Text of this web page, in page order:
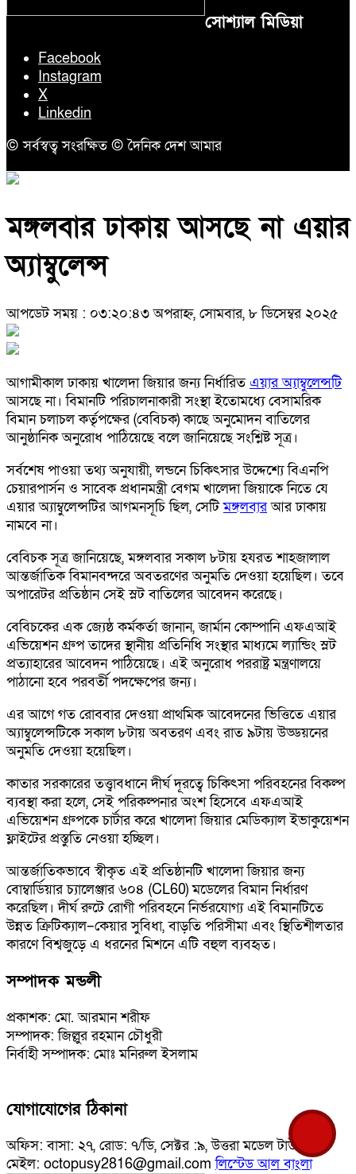
সোশ্যাল মিডিয়া
Facebook
Instagram
X
Linkedin
© সর্বস্বত্ব সংরক্ষিত © দৈনিক দেশ আমার
মঙ্গলবার ঢাকায় আসছে না এয়ার
অ্যাম্বুলেন্স
আপডেট সময় : ০৩:২০:৪৩ অপরাহ্ন, সোমবার, ৮ ডিসেম্বর ২০২৫
আগামীকাল ঢাকায় খালেদা জিয়ার জন্য নির্ধারিত এয়ার অ্যাম্বুলেন্সটি
আসছে না। বিমানটি পরিচালনাকারী সংস্থা ইতোমধ্যে বেসামরিক
বিমান চলাচল কর্তৃপক্ষের (বেবিচক) কাছে অনুমোদন বাতিলের
আনুষ্ঠানিক অনুরোধ পাঠিয়েছে বলে জানিয়েছে সংশ্লিষ্ট সূত্র।
সর্বশেষ পাওয়া তথ্য অনুযায়ী, লন্ডনে চিকিৎসার উদ্দেশ্যে বিএনপি
চেয়ারপার্সন ও সাবেক প্রধানমন্ত্রী বেগম খালেদা জিয়াকে নিতে যে
এয়ার অ্যাম্বুলেন্সটির আগমনসূচি ছিল, সেটিমঙ্গলবারআর ঢাকায়
নামবে না।
বেবিচক সূত্র জানিয়েছে, মঙ্গলবার সকাল ৮টায় হযরত শাহজালাল
আন্তর্জাতিক বিমানবন্দরে অবতরণের অনুমতি দেওয়া হয়েছিল। তবে
অপারেটর প্রতিষ্ঠান সেই স্লট বাতিলের আবেদন করেছে।
বেবিচকের এক জ্যেষ্ঠ কর্মকর্তা জানান, জার্মান কোম্পানি এফএআই
এভিয়েশন গ্রুপ তাদের স্থানীয় প্রতিনিধি সংস্থার মাধ্যমে ল্যান্ডিং স্লট
প্রত্যাহারের আবেদন পাঠিয়েছে। এই অনুরোধ পররাষ্ট্র মন্ত্রণালয়ে
পাঠানো হবে পরবর্তী পদক্ষেপের জন্য।
এর আগে গত রোববার দেওয়া প্রাথমিক আবেদনের ভিত্তিতে এয়ার
অ্যাম্বুলেন্সটিকে সকাল ৮টায় অবতরণ এবং রাত ৯টায় উড্ডয়নের
অনুমতি দেওয়া হয়েছিল।
কাতার সরকারের তত্ত্বাবধানে দীর্ঘ দূরত্বে চিকিৎসা পরিবহনের বিকল্প
ব্যবস্থা করা হলে, সেই পরিকল্পনার অংশ হিসেবে এফএআই
এভিয়েশন গ্রুপকে চার্টার করে খালেদা জিয়ার মেডিক্যাল ইভাকুয়েশন
ফ্লাইটের প্রস্তুতি নেওয়া হচ্ছিল।
আন্তর্জাতিকভাবে স্বীকৃত এই প্রতিষ্ঠানটি খালেদা জিয়ার জন্য
বোম্বার্ডিয়ার চ্যালেঞ্জার ৬০৪ (CL60) মডেলের বিমান নির্ধারণ
করেছিল। দীর্ঘ রুটে রোগী পরিবহনে নির্ভরযোগ্য এই বিমানটিতে
উন্নত ক্রিটিক্যাল–কেয়ার সুবিধা, বাড়তি পরিসীমা এবং স্থিতিশীলতার
কারণে বিশ্বজুড়ে এ ধরনের মিশনে এটি বহুল ব্যবহৃত।
সম্পাদক মন্ডলী
প্রকাশক: মো. আরমান শরীফ
সম্পাদক: জিল্লুর রহমান চৌধুরী
নির্বাহী সম্পাদক: মোঃ মনিরুল ইসলাম
যোগাযোগের ঠিকানা
অফিস: বাসা: ২৭, রোড: ৭/ডি, সেক্টর :৯, উত্তরা মডেল টাউন ই-
মেইল: octopusy2816@gmail.comলিস্টেড আল বাংলা